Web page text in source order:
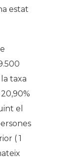
estat
taxa
el
( 1